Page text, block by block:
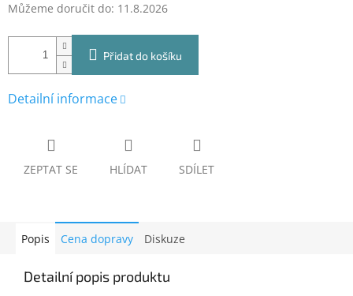
Můžeme doručit do: 11.8.2026
Přidat do košíku
Detailní informace
ZEPTAT SE HLÍDAT SDÍLET
Popis Cena dopravy Diskuze
Detailní popis produktu